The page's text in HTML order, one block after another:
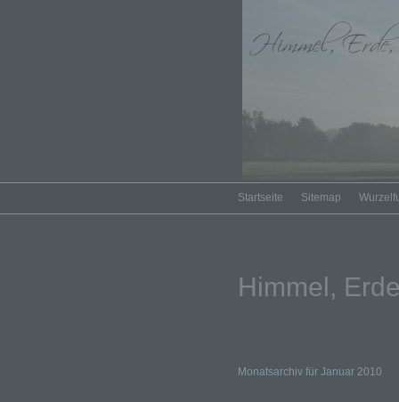
Startseite Sitemap
Himmel,
Monatsarchiv für Januar 2010